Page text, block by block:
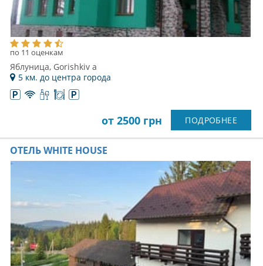
по 11 оценкам
Яблуница, Gorishkiv а
5 км. до центра города
от 2500 грн ПОДРОБНЕЕ
ОТЕЛЬ WHITE HOUSE